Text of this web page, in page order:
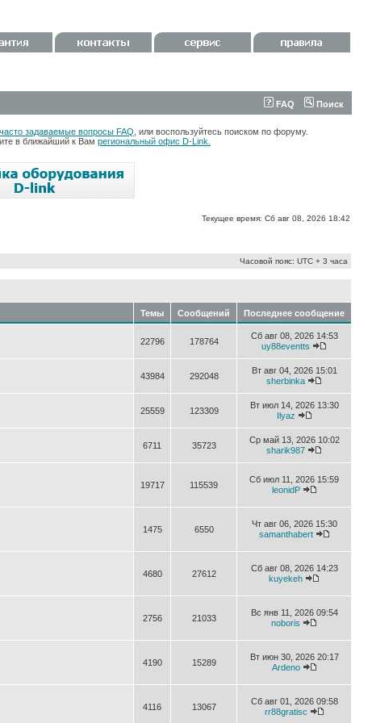
FAQ Поиск
часто задаваемые вопросы FAQ , или воспользуйтесь поиском по форуму.
в ближайший к Вам региональный офис D-Link.
Текущее время: Сб авг 08, 2026 18:42
Часовой пояс: UTC + 3 часа
Темы Сообщений Последнее сообщение
22796 178764
Сб авг 08, 2026 14:53
uy88eventts
43984 292048
Вт авг 04, 2026 15:01
sherbinka
25559 123309
Вт июл 14, 2026 13:30
Ilyaz
6711 35723
Ср май 13, 2026 10:02
sharik987
19717 115539
Сб июл 11, 2026 15:59
leonidP
1475 6550
Чт авг 06, 2026 15:30
samanthabert
4680 27612
Сб авг 08, 2026 14:23
kuyekeh
2756 21033
Вс янв 11, 2026 09:54
noboris
4190 15289
Вт июн 30, 2026 20:17
Ardeno
4116 13067
Сб авг 01, 2026 09:58
rr88gratisc